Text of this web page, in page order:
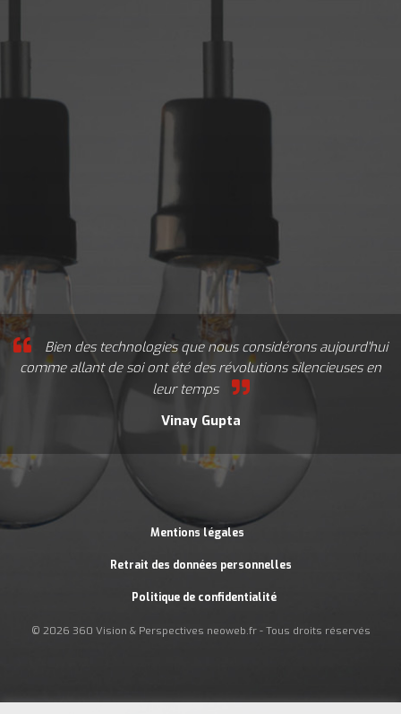
Bien des technologies que nous considérons aujourd'hui
comme allant de soi ont été des révolutions silencieuses en
leur temps
Vinay Gupta
Mentions légales
Retrait des données personnelles
Politique de confidentialité
© 2026 360 Vision & Perspectives neoweb.fr- Tous droits réservés